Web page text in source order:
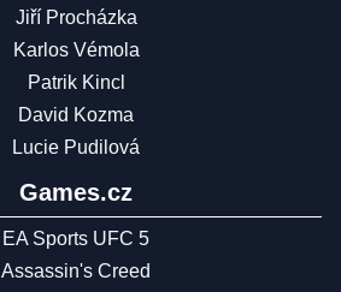
Jiří Procházka
Karlos Vémola
Patrik Kincl
David Kozma
Lucie Pudilová
Games.cz
EA Sports UFC 5
Assassin's Creed